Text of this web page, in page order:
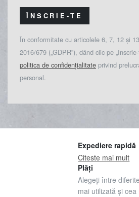
ÎNSCRIE-TE
În conformitate cu articolele 6, 7, 12 și
2016/679 („GDPR”), dând clic pe
politica de confidențialitate privind
personal.
Expediere rapidă
Citeste mai mult
Plăți
Alegeți între
mai utilizată și cea